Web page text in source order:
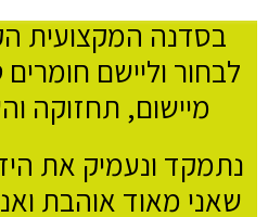
בסדנה המקצועית
לבחור וליישם
מיישום, תחזוקה
נתמקד ונעמיק את
שאני מאוד אוהבת